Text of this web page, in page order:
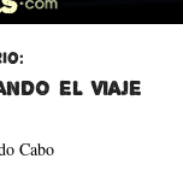
el viaje
Cabo